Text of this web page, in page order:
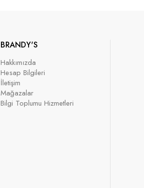
BRANDY'S
Hakkımızda
Hesap Bilgileri
İletişim
Mağazalar
Bilgi Toplumu Hizmetleri